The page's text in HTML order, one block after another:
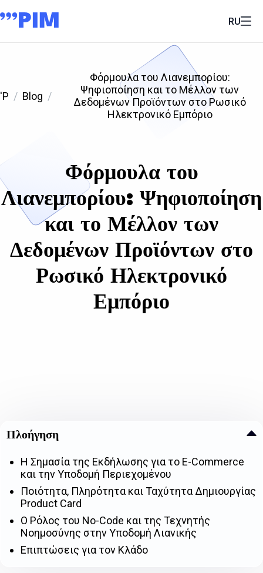
RU
'P Blog
Φόρμουλα του Λιανεμπορίου:
Ψηφιοποίηση και το Μέλλον των
Δεδομένων Προϊόντων στο Ρωσικό
Ηλεκτρονικό Εμπόριο
Φόρμουλα του
Λιανεμπορίου: Ψηφιοποίηση
και το Μέλλον των
Δεδομένων Προϊόντων στο
Ρωσικό Ηλεκτρονικό
Εμπόριο
Πλοήγηση
Η Σημασία της Εκδήλωσης για το E-Commerce
και την Υποδομή Περιεχομένου
Ποιότητα, Πληρότητα και Ταχύτητα Δημιουργίας
Product Card
Ο Ρόλος του No-Code και της Τεχνητής
Νοημοσύνης στην Υποδομή Λιανικής
Επιπτώσεις για τον Κλάδο